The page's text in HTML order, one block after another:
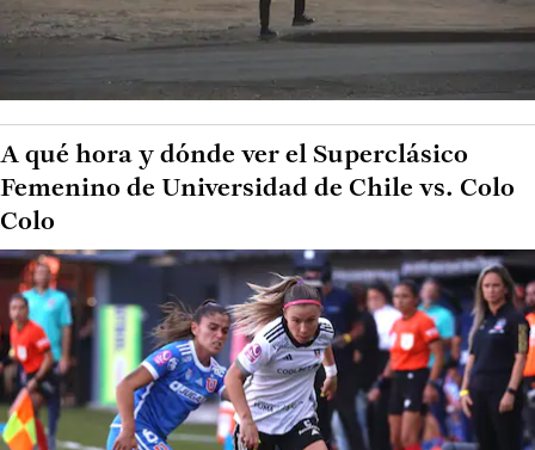
A qué hora y dónde ver el Superclásico
Femenino de Universidad de Chile vs. Colo
Colo